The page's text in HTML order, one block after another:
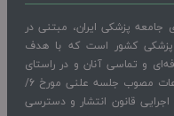
جامعه پزشکی ایران، مبتنی در
پزشکی کشور است که با هدف
و تماسی آنان و در راستای
اجرای قانون انتشار و دسترسی آزاد به اطلاعات مصوب جلسه علنی مورخ 6/
اجرایی قانون انتشار و دسترسی